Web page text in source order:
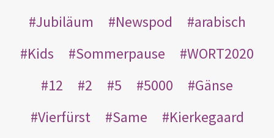
Jubiläum
Newspod
arabisch
Kids
Sommerpause
WORT2020
12
2 5 5000
Gänse
Vierfürst
Same
Kierkegaard